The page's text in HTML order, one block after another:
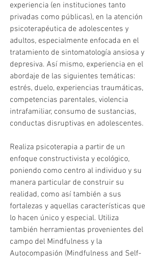
experiencia (en instituciones tanto
privadas como públicas), en la atención
psicoterapéutica de adolescentes y
adultos, especialmente enfocada en el
tratamiento de sintomatología ansiosa y
depresiva. Así mismo, experiencia en el
abordaje de las siguientes temáticas:
estrés, duelo, experiencias traumáticas,
competencias parentales, violencia
intrafamiliar, consumo de sustancias,
conductas disruptivas en adolescentes.
Realiza psicoterapia a partir de un
enfoque constructivista y ecológico,
poniendo como centro al individuo y su
manera particular de construir su
realidad, como así también a sus
fortalezas y aquellas características que
lo hacen único y especial. Utiliza
también herramientas provenientes del
campo del Mindfulness y la
Autocompasión (Mindfulness and Self-